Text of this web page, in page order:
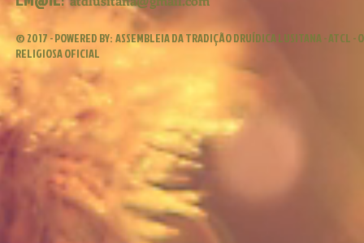
© 2017 - POWERED BY: ASSEMBLEIA DA TRADIÇÃO DRUÍDICA LUSITANA - ATCL -
RELIGIOSA OFICIAL